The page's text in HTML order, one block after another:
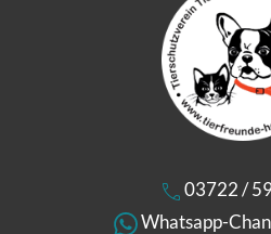
03722 /
Whatsapp-